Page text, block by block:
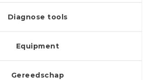
Diagnose tools
Equipment
Gereedschap